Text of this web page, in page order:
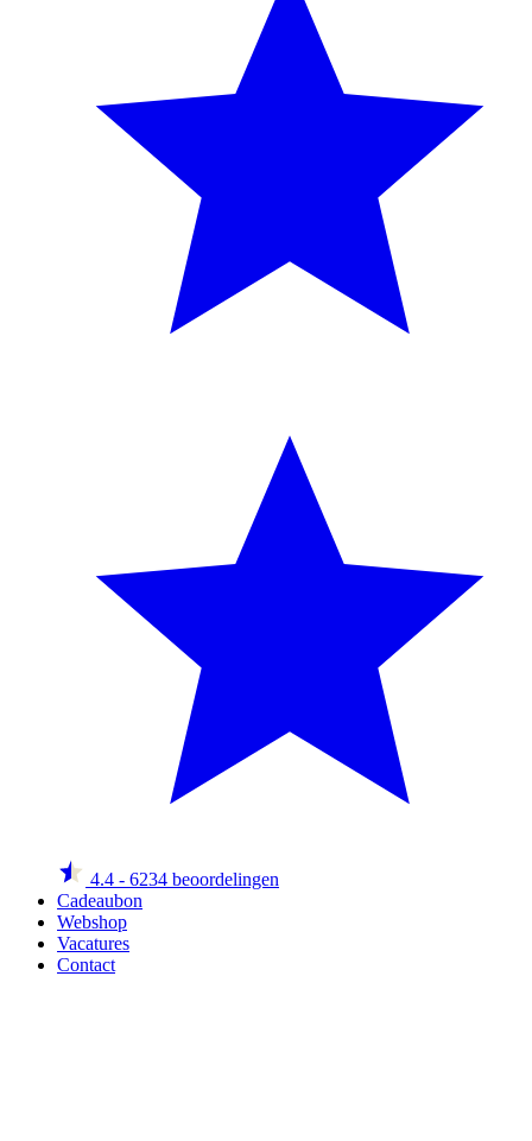
4.4 - 6234 beoordelingen
Cadeaubon
Webshop
Vacatures
Contact